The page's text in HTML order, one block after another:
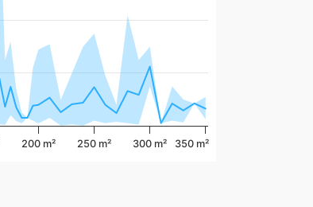
200 m² 250 m² 300 m² 350 m²